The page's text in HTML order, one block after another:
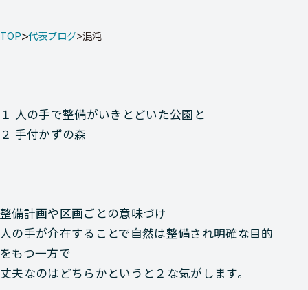
TOP 代表ブログ 混沌
１ 人の手で整備がいきとどいた公園と
２ 手付かずの森
整備計画や区画ごとの意味づけ
人の手が介在することで自然は整備され明確な目的
をもつ一方で
丈夫なのはどちらかというと２な気がします。